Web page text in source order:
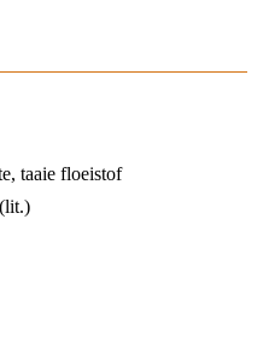
taaie floeistof